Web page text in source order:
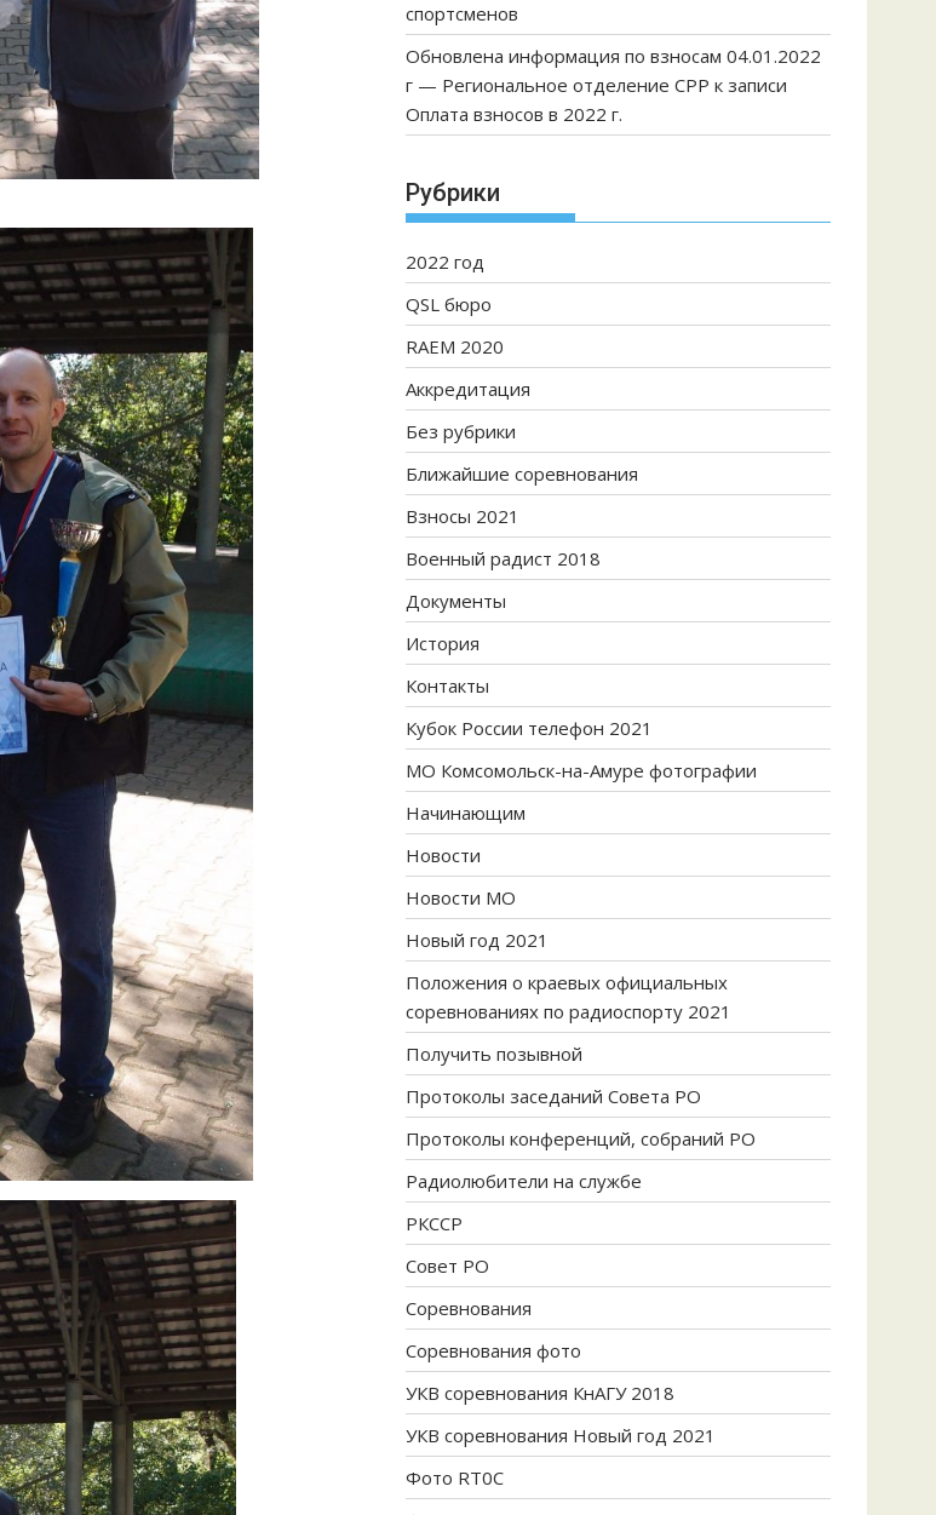
спортсменов
Обновлена информация по взносам 04.01.2022
г — Региональное отделение СРР к записи
Оплата взносов в 2022 г.
Рубрики
2022 год
QSL бюро
RAEM 2020
Аккредитация
Без рубрики
Ближайшие соревнования
Взносы 2021
Военный радист 2018
Документы
История
Контакты
Кубок России телефон 2021
МО Комсомольск-на-Амуре фотографии
Начинающим
Новости
Новости МО
Новый год 2021
Положения о краевых официальных
соревнованиях по радиоспорту 2021
Получить позывной
Протоколы заседаний Совета РО
Протоколы конференций, собраний РО
Радиолюбители на службе
РКССР
Совет РО
Соревнования
Соревнования фото
УКВ соревнования КнАГУ 2018
УКВ соревнования Новый год 2021
Фото RT0C